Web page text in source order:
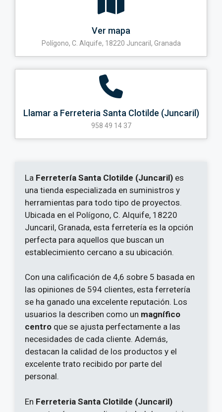
Ver mapa
Polígono, C. Alquife, 18220 Juncaril, Granada
Llamar a Ferreteria Santa Clotilde (Juncaril)
958 49 14 37
La Ferretería Santa Clotilde (Juncaril) es
una tienda especializada en suministros y
herramientas para todo tipo de proyectos.
Ubicada en el Polígono, C. Alquife, 18220
Juncaril, Granada, esta ferretería es la opción
perfecta para aquellos que buscan un
establecimiento cercano a su ubicación.
Con una calificación de 4,6 sobre 5 basada en
las opiniones de 594 clientes, esta ferretería
se ha ganado una excelente reputación. Los
usuarios la describen como un magnífico
centro que se ajusta perfectamente a las
necesidades de cada cliente. Además,
destacan la calidad de los productos y el
excelente trato recibido por parte del
personal.
En Ferreteria Santa Clotilde (Juncaril)